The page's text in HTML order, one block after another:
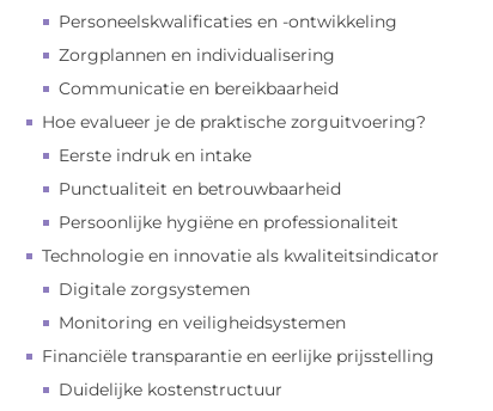
Personeelskwalificaties en -ontwikkeling
Zorgplannen en individualisering
Communicatie en bereikbaarheid
Hoe evalueer je de praktische zorguitvoering?
Eerste indruk en intake
Punctualiteit en betrouwbaarheid
Persoonlijke hygiëne en professionaliteit
Technologie en innovatie als kwaliteitsindicator
Digitale zorgsystemen
Monitoring en veiligheidsystemen
Financiële transparantie en eerlijke prijsstelling
Duidelijke kostenstructuur